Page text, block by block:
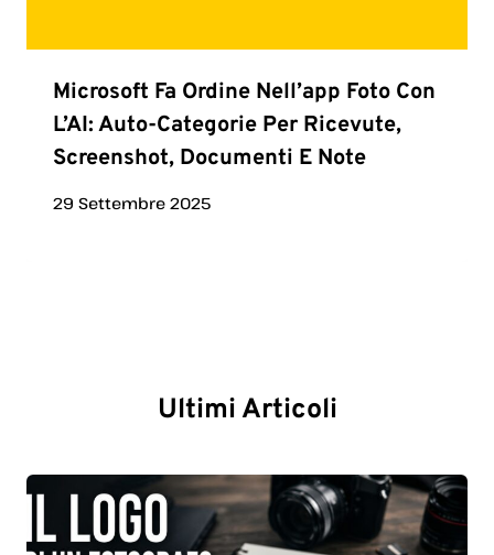
Microsoft Fa Ordine Nell’app Foto Con
L’AI: Auto-Categorie Per Ricevute,
Screenshot, Documenti E Note
29 Settembre 2025
Ultimi Articoli